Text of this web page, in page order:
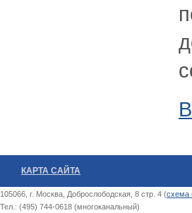
КАРТА САЙТА
105066, г. Москва, Доброслободская, 8 стр. 4 (схема
Тел.: (495) 744-0618 (многоканальный)